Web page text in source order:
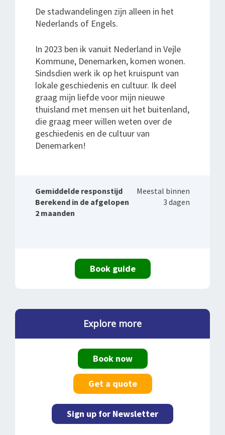
De stadwandelingen zijn alleen in het
Nederlands of Engels.
In 2023 ben ik vanuit Nederland in Vejle
Kommune, Denemarken, komen wonen.
Sindsdien werk ik op het kruispunt van
lokale geschiedenis en cultuur. Ik deel
graag mijn liefde voor mijn nieuwe
thuisland met mensen uit het buitenland,
die graag meer willen weten over de
geschiedenis en de cultuur van
Denemarken!
Gemiddelde responstijd
Berekend in de afgelopen
2 maanden
Meestal binnen
3 dagen
Book guide
Explore more
Book now
Get a quote
Sign up for Newsletter